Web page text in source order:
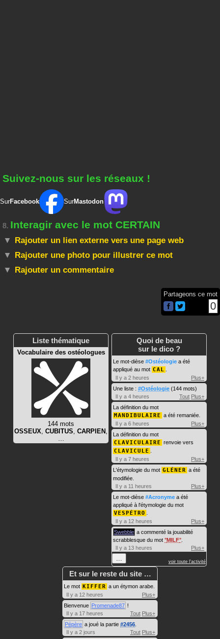
Suivez-nous sur les réseaux !
SurFacebook SurMastodon
8. Interagir avec le mot CERTAIN
Rajouter un lien externe vers une page web
Rajouter une photo pour illustrer ce mot
Rajouter un commentaire
Partageons ce mot
0
Liste thématique
Vocabulaire des ostéologues
144 mots
OSSEUX CUBITUS CARPIEN
Quoi de beau
sur le dico ?
Le mot-dièse #Ostéologie a été
appliqué au mot CAL
Il y a 2 heures
Plus+
Une liste : #Ostéologie (144 mots)
Il y a 4 heures
Tout Plus+
La définition du mot
MANDIBULAIRE a été remaniée.
Il y a 6 heures
Plus+
La définition du mot
CLAVICULAIRE renvoie vers
CLAVICULE
Il y a 7 heures
Plus+
L'étymologie du mot GLÉNER a été
modifiée.
Il y a 11 heures
Plus+
Le mot-dièse #Acronyme a été
appliqué à l'étymologie du mot
VESPÉTRO
Il y a 12 heures
Plus+
Swebble a commenté la jouabilité
scrabblesque du mot MILF
Il y a 13 heures
Plus+
voir toute l'activité
Et sur le reste du site …
Le mot KIFFER a un étymon arabe.
Il y a 12 heures
Plus+
Bienvenue Promenade87 !
Il y a 17 heures
Tout Plus+
Pépère a joué la partie #2456
Il y a 2 jours
Tout Plus+